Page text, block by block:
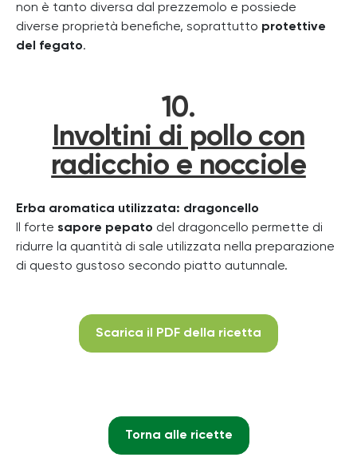
non è tanto diversa dal prezzemolo e possiede
diverse proprietà benefiche, soprattutto protettive
del fegato.
10.
Involtini di pollo con
radicchio e nocciole
Erba aromatica utilizzata: dragoncello
Il forte sapore pepato del dragoncello permette di
ridurre la quantità di sale utilizzata nella preparazione
di questo gustoso secondo piatto autunnale.
Scarica il PDF della ricetta
Torna alle ricette